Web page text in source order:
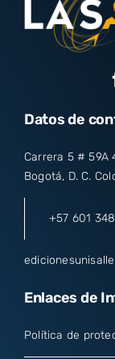
Datos de
Carrera 5 # 59A
Bogotá, D. C.
+57 601
Enlaces de
Política de